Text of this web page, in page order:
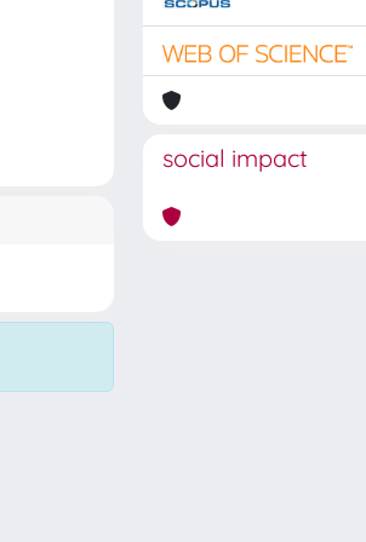
social impact